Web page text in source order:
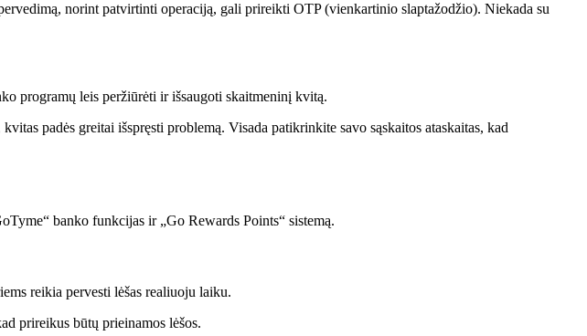
norint patvirtinti operaciją, gali prireikti OTP (vienkartinio slaptažodžio). Niekada su
programų leis peržiūrėti ir išsaugoti skaitmeninį kvitą.
padės greitai išspręsti problemą. Visada patikrinkite savo sąskaitos ataskaitas, kad
banko funkcijas ir „Go Rewards Points“ sistemą.
reikia pervesti lėšas realiuoju laiku.
prireikus būtų prieinamos lėšos.